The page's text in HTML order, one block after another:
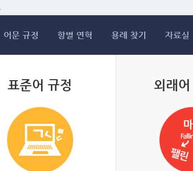
어문 규정 항별 연혁 용례 찾기 자료실
표준어 규정 외래